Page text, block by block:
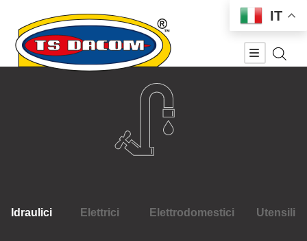
Idraulici Elettrici Elettrodomestici Utensili
IT